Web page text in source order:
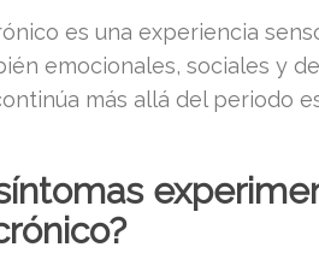
es una experiencia
emocionales, sociales y
más allá del periodo